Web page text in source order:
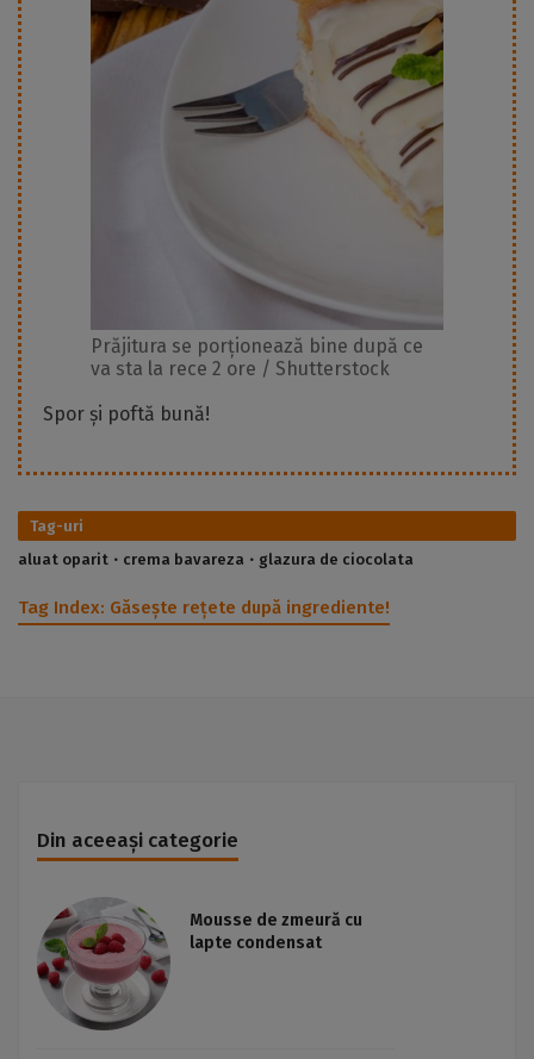
Prăjitura se porționează bine după ce
va sta la rece 2 ore / Shutterstock
Spor și poftă bună!
Tag-uri
aluat oparit
crema bavareza glazura de ciocolata
Tag Index: Găsește rețete după ingrediente!
Din aceeași categorie
Mousse de zmeură cu
lapte condensat